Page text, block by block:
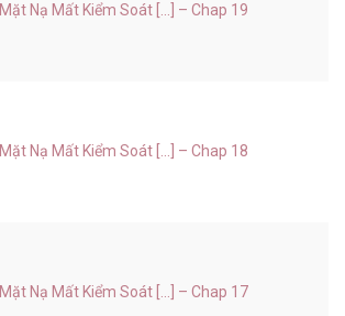
Mặt Nạ Mất Kiểm Soát [...] – Chap 19
Mặt Nạ Mất Kiểm Soát [...] – Chap 18
Mặt Nạ Mất Kiểm Soát [...] – Chap 17